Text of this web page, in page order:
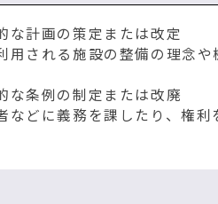
な計画の策定または改定
用される施設の整備の理念
な条例の制定または改廃
などに義務を課したり、権